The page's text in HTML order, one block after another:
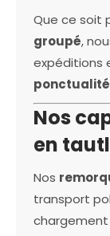
Que ce soit
groupé,
expéditions
Nos
en
Nos
transport
chargement